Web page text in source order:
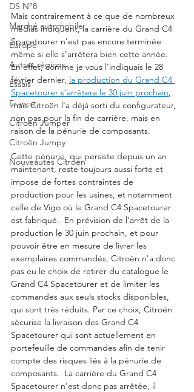
DS N°8
Marché automobile
Europe
Autres régions
Essais
France
Citroën Jumper
Citroën Jumpy
Nouveautés Citroën
Mais contrairement à ce que de nombreux
médias indiquent, la carrière du Grand C4
Spacetourer n'est pas encore terminée
même si elle s'arrêtera bien cette année.
En effet, comme je vous l'indiquais le 28
février dernier, la production du Grand C4
Spacetourer s'arrêtera le 30 juin prochain
mais Citroën l'a déjà sorti du configurateur,
non pas pour la fin de carrière, mais en
raison de la pénurie de composants.
Cette pénurie, qui persiste depuis un an
maintenant, reste toujours aussi forte et
impose de fortes contraintes de
production pour les usines, et notamment
celle de Vigo où le Grand C4 Spacetourer
est fabriqué.  En prévision de l'arrêt de la
production le 30 juin prochain, et pour
pouvoir être en mesure de livrer les
exemplaires commandés, Citroën n'a donc
pas eu le choix de retirer du catalogue le
Grand C4 Spacetourer et de limiter les
commandes aux seuls stocks disponibles,
qui sont très réduits. Par ce choix, Citroën
sécurise la livraison des Grand C4
Spacetourer qui sont actuellement en
portefeuille de commandes afin de tenir
compte des risques liés à la pénurie de
composants.  La carrière du Grand C4
Spacetourer n'est donc pas arrêtée, il